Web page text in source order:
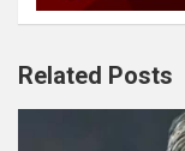
Related Posts